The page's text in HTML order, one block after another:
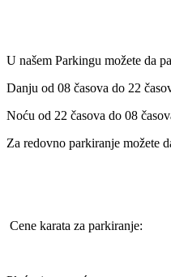
U našem Parkingu možete da
Danju od 08 časova do 22
Noću od 22 časova do 08
Za redovno parkiranje možete
Cene karata za parkiranje: